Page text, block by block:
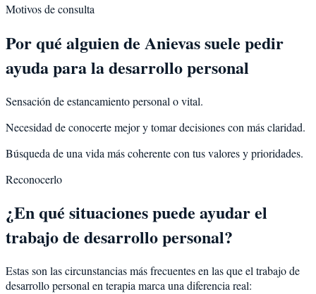
Motivos de consulta
Por qué alguien de Anievassuele pedir
ayuda para ladesarrollo personal
Sensación de estancamiento personal o vital.
Necesidad de conocerte mejor y tomar decisiones con más claridad.
Búsqueda de una vida más coherente con tus valores y prioridades.
Reconocerlo
¿En qué situaciones puede ayudar el
trabajo de desarrollo personal?
Estas son las circunstancias más frecuentes en las que el trabajo de
desarrollo personal en terapia marca una diferencia real: